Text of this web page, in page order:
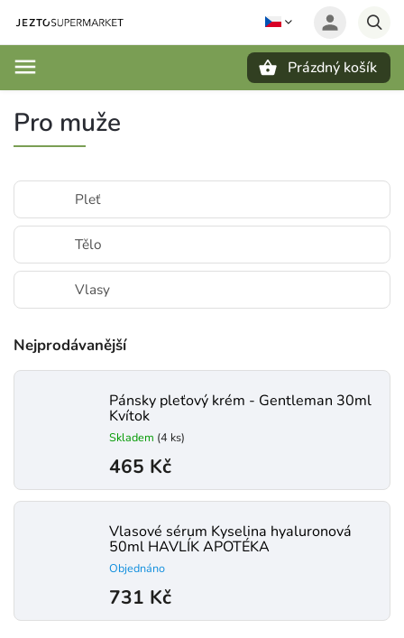
Prázdný košík
Pro muže
Pleť
Tělo
Vlasy
Nejprodávanější
Pánsky pleťový krém - Gentleman 30ml
Kvítok
Skladem (4 ks)
465 Kč
Vlasové sérum Kyselina hyaluronová
50ml HAVLÍK APOTÉKA
Objednáno
731 Kč